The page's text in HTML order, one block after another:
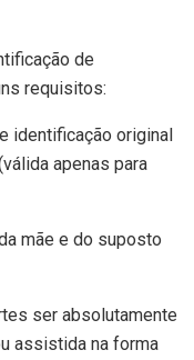
de
requisitos:
identificação original
apenas para
mãe e do suposto
ser absolutamente
assistida na forma